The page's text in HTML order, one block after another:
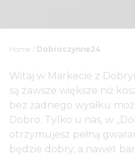
Home / Dobroczynne24
Witaj w Markecie z
są zawsze większe niż
bez żadnego wysiłku
Dobro. Tylko u nas, w
otrzymujesz pełną
będzie dobry, a nawet